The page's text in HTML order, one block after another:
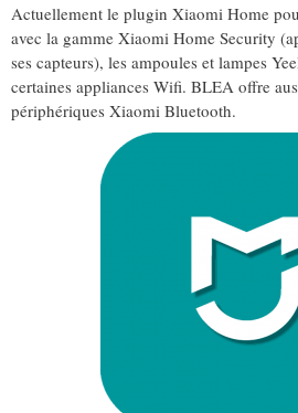
Actuellement le plugin Xiaomi Home
avec la gamme Xiaomi Home Security
ses capteurs), les ampoules et lampes
certaines appliances Wifi. BLEA offre
périphériques Xiaomi Bluetooth.